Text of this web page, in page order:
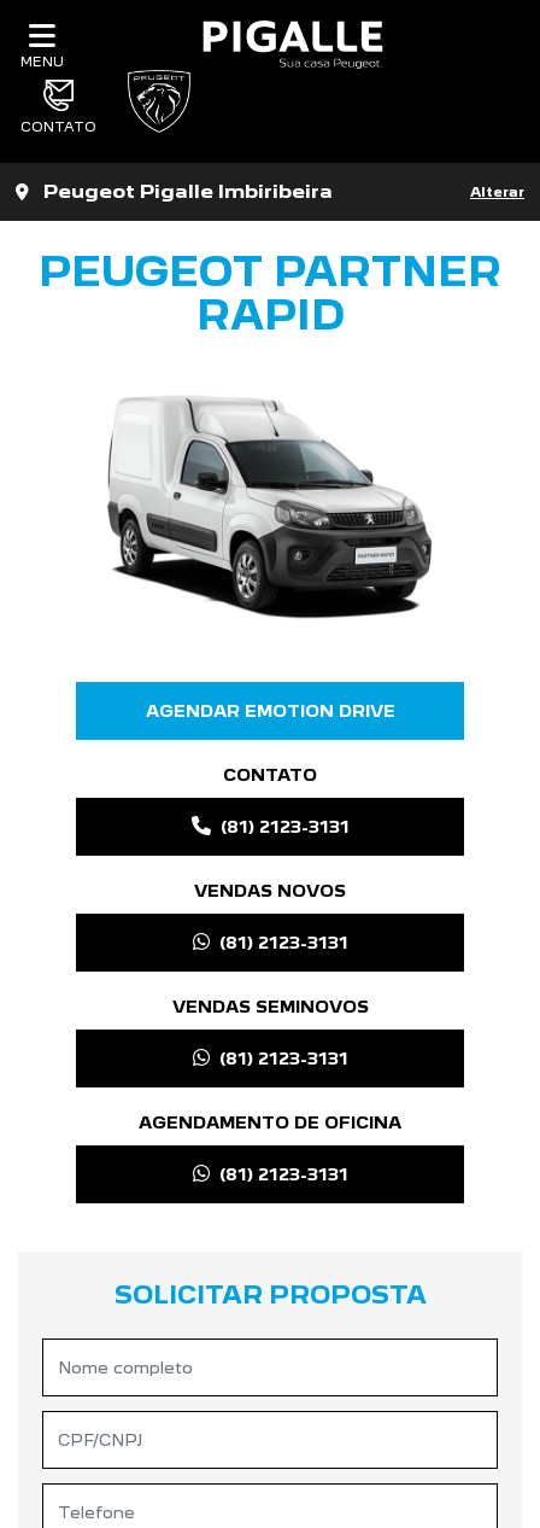
MENU
CONTATO
Peugeot Pigalle Imbiribeira Alterar
SOLICITAR PROPOSTA
PEUGEOT PARTNER
RAPID
AGENDAR EMOTION DRIVE
CONTATO
(81) 2123-3131
VENDAS NOVOS
(81) 2123-3131
VENDAS SEMINOVOS
(81) 2123-3131
AGENDAMENTO DE OFICINA
(81) 2123-3131